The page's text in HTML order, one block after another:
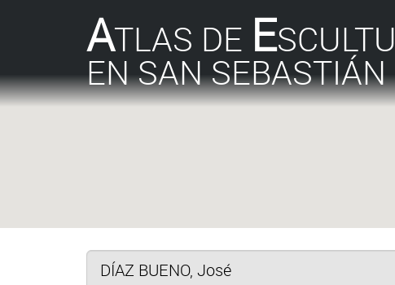
ATLAS DE E
EN SAN SEBASTIÁN